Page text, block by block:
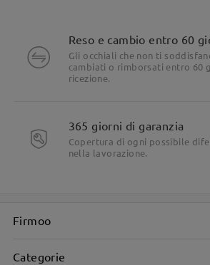
Reso e cambio entro 60
Gli occhiali che non ti
cambiati o rimborsati entro 60
ricezione.
365 giorni di garanzia
Copertura di ogni possibile
nella lavorazione.
Firmoo
Categorie